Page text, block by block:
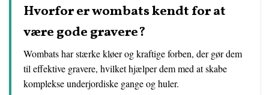
Hvorfor er wombats kendt for at
være gode gravere?
Wombats har stærke kløer og kraftige forben, der gør dem
til effektive gravere, hvilket hjælper dem med at skabe
komplekse underjordiske gange og huler.